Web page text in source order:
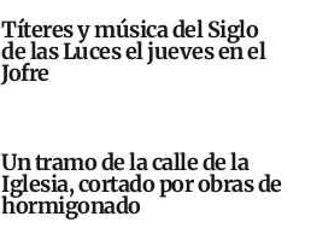
Títeres y música del Siglo
de las Luces el jueves en el
Jofre
Un tramo de la calle de la
Iglesia, cortado por obras de
hormigonado